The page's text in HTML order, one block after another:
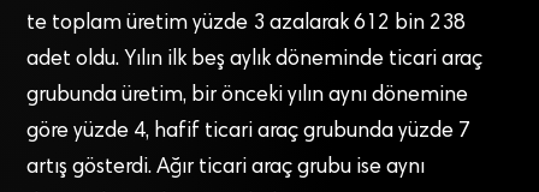
te toplam üretim yüzde 3 azala­rak 612 bin 238
adet oldu. Yılın ilk beş aylık döneminde ticari araç
grubunda üretim, bir önceki yı­lın aynı dönemine
göre yüzde 4, hafif ticari araç grubunda yüzde 7
artış gösterdi. Ağır ticari araç grubu ise aynı